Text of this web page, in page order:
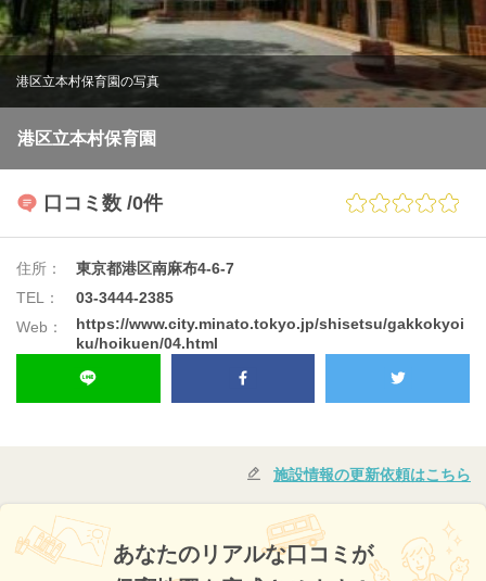
港区立本村保育園の写真
港区立本村保育園
口コミ数 /0件
住所：
東京都港区南麻布4-6-7
TEL：
03-3444-2385
Web：
https://www.city.minato.tokyo.jp/shisetsu/gakkokyoi
ku/hoikuen/04.html
施設情報の更新依頼はこちら
あなたのリアルな口コミが